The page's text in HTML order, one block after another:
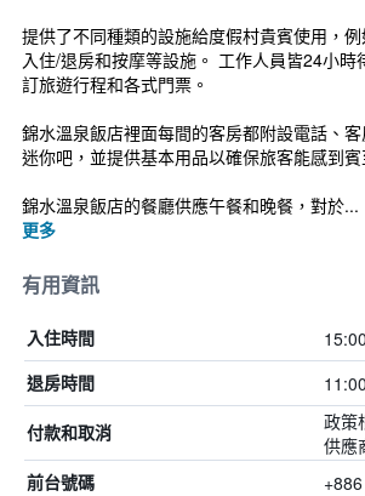
提供了不同種類的設施給度假村貴賓使用，
入住/退房和按摩等設施。 工作人員皆24小時
訂旅遊行程和各式門票。
錦水溫泉飯店裡面每間的客房都附設電話、
迷你吧，並提供基本用品以確保旅客能感到賓
錦水溫泉飯店的餐廳供應午餐和晚餐，對於...
更多
有用資訊
入住時間 15:00
退房時間 11:00
付款和取消
政策
供應
前台號碼